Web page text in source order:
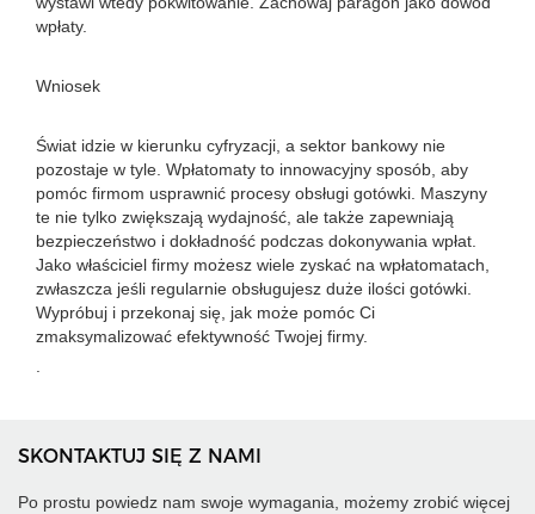
wpłaty.
Wniosek
Świat idzie w kierunku cyfryzacji, a sektor bankowy nie
pozostaje w tyle. Wpłatomaty to innowacyjny sposób, aby
pomóc firmom usprawnić procesy obsługi gotówki. Maszyny
te nie tylko zwiększają wydajność, ale także zapewniają
bezpieczeństwo i dokładność podczas dokonywania wpłat.
Jako właściciel firmy możesz wiele zyskać na wpłatomatach,
zwłaszcza jeśli regularnie obsługujesz duże ilości gotówki.
Wypróbuj i przekonaj się, jak może pomóc Ci
zmaksymalizować efektywność Twojej firmy.
SKONTAKTUJ SIĘ Z NAMI
Po prostu powiedz nam swoje wymagania, możemy zrobić więcej